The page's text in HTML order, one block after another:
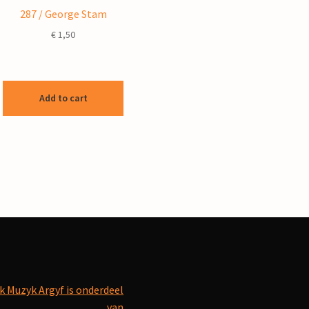
287 / George Stam
€1,50
Add to cart
Muzyk Argyf is onderdeel